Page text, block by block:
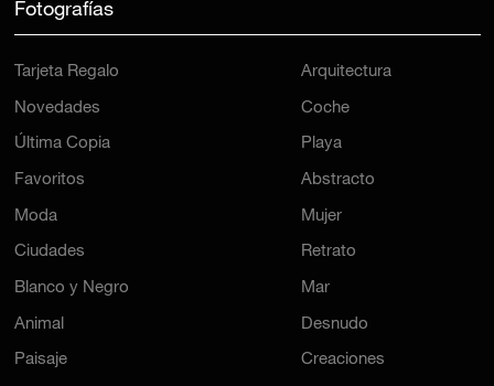
Fotografías
Tarjeta Regalo
Novedades
Última Copia
Favoritos
Moda
Ciudades
Blanco y Negro
Animal
Paisaje
Arquitectura
Coche
Playa
Abstracto
Mujer
Retrato
Mar
Desnudo
Creaciones